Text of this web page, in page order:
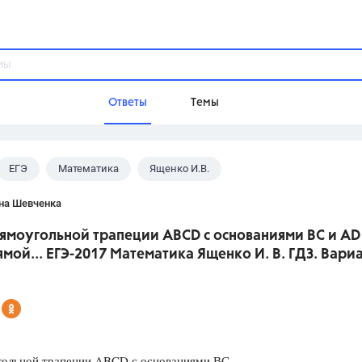
Ответы Темы
Домашнее задание
ЕГЭ Математика Ященко И.В.
Шевченка
трапеции ABCD с основаниями ВС и
ЕГЭ-2017 Математика Ященко И. В. ГДЗ.